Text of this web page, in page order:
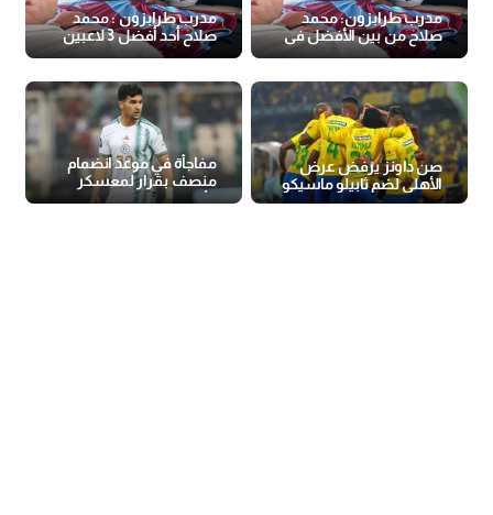
مدرب طرابزون: محمد
صلاح من بين الأفضل فى
العالم
مدرب طرابزون : محمد
صلاح أحد أفضل 3 لاعبين
في العالم
صن داونز يرفض عرض
الأهلي لضم ثابيلو ماسيكو
مفاجأة في موعد انضمام
منصف بقرار لمعسكر
الأهلي بإسبانيا